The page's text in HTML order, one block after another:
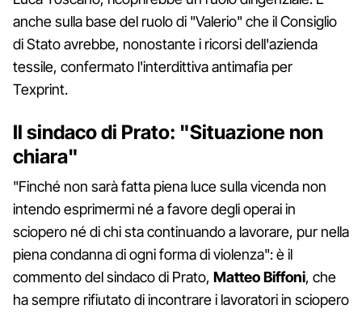
anche sulla base del ruolo di "Valerio" che il Consiglio
di Stato avrebbe, nonostante i ricorsi dell'azienda
tessile, confermato l'interdittiva antimafia per
Texprint.
Il sindaco di Prato: "Situazione non
chiara"
"Finché non sarà fatta piena luce sulla vicenda non
intendo esprimermi né a favore degli operai in
sciopero né di chi sta continuando a lavorare, pur nella
piena condanna di ogni forma di violenza": è il
commento del sindaco di Prato, Matteo Biffoni, che
ha sempre rifiutato di incontrare i lavoratori in sciopero